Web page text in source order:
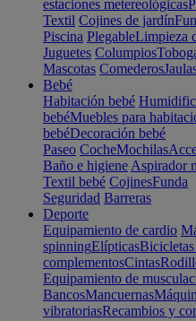
estaciones metereológicas
Textil Cojines de jardín
Piscina PlegableLimpieza
Juguetes Columpios
Mascotas Comederos
Bebé
Habitación bebé
bebéMuebles para
bebéDecoración bebé
Paseo CocheMochilas
Baño e higiene Aspirador
Textil bebé CojinesFunda
Seguridad Barreras
Deporte
Equipamiento de cardio
spinningElípticasBicicletas
complementosCintas
Equipamiento de
BancosMancuernas
vibratoriasRecambios y